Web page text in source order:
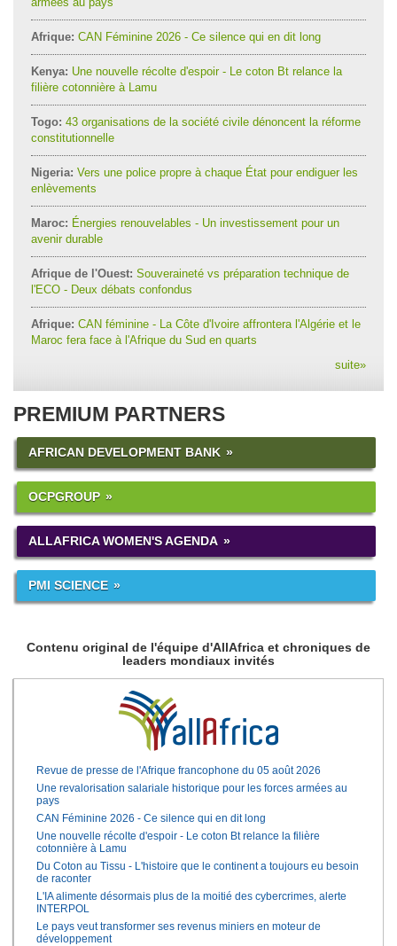
Afrique: CAN Féminine 2026 - Ce silence qui en dit long
Kenya: Une nouvelle récolte d'espoir - Le coton Bt relance la
filière cotonnière à Lamu
Togo: 43 organisations de la société civile dénoncent la réforme
constitutionnelle
Nigeria: Vers une police propre à chaque État pour endiguer les
enlèvements
Maroc: Énergies renouvelables - Un investissement pour un
avenir durable
Afrique de l'Ouest: Souveraineté vs préparation technique de
l'ECO - Deux débats confondus
Afrique: CAN féminine - La Côte d'Ivoire affrontera l'Algérie et le
Maroc fera face à l'Afrique du Sud en quarts
suite»
PREMIUM PARTNERS
AFRICAN DEVELOPMENT BANK
OCPGROUP
ALLAFRICA WOMEN'S AGENDA
PMI SCIENCE
Contenu original de l'équipe d'AllAfrica et chroniques de
leaders mondiaux invités
Revue de presse de l'Afrique francophone du 05 août 2026
Une revalorisation salariale historique pour les forces armées au
pays
CAN Féminine 2026 - Ce silence qui en dit long
Une nouvelle récolte d'espoir - Le coton Bt relance la filière
cotonnière à Lamu
Du Coton au Tissu - L'histoire que le continent a toujours eu besoin
de raconter
L'IA alimente désormais plus de la moitié des cybercrimes, alerte
INTERPOL
Le pays veut transformer ses revenus miniers en moteur de
développement